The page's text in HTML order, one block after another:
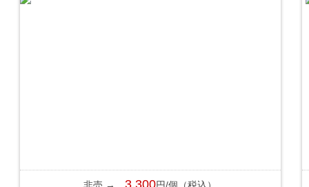
非売 → 3,300円/個（税込）